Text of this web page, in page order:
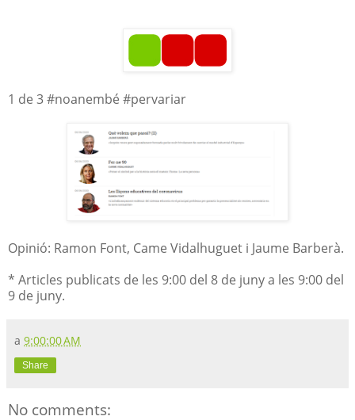
1 de 3 #noanembé #pervariar
Opinió: Ramon Font, Came Vidalhuguet i Jaume Barberà.
* Articles publicats de les 9:00 del 8 de juny a les 9:00 del
9 de juny.
a 9:00:00 AM
Share
No comments: